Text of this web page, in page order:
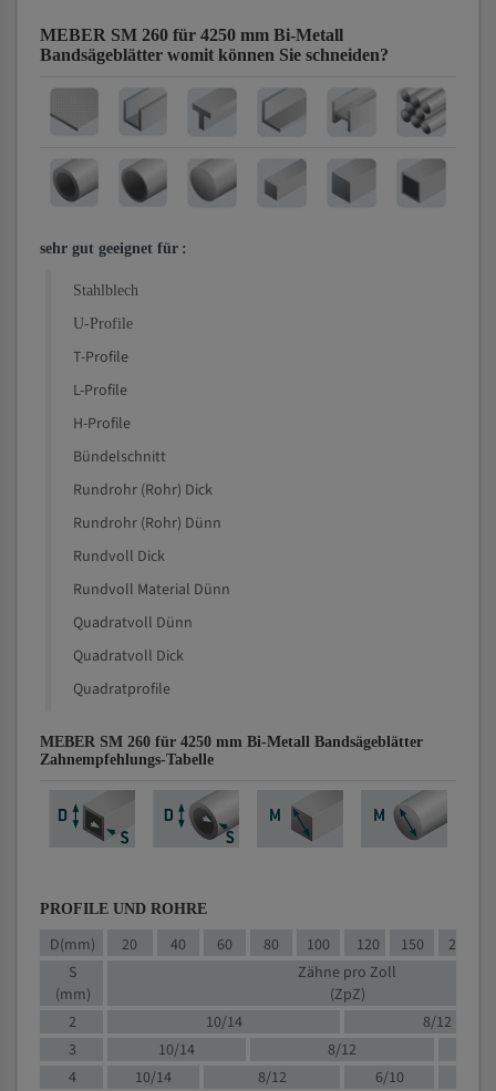
MEBER SM 260 für 4250 mm Bi-Metall
Bandsägeblätter womit können Sie schneiden?
sehr gut geeignet für :
Stahlblech
U-Profile
T-Profile
L-Profile
H-Profile
Bündelschnitt
Rundrohr (Rohr) Dick
Rundrohr (Rohr) Dünn
Rundvoll Dick
Rundvoll Material Dünn
Quadratvoll Dünn
Quadratvoll Dick
Quadratprofile
MEBER SM 260 für 4250 mm Bi-Metall Bandsägeblätter
Zahnempfehlungs-Tabelle
PROFILE UND ROHRE
D(mm) 20 40 60 80 100 120 150 200
S
(mm)
Zähne pro Zoll
(ZpZ)
2
10/14
8/12
3
10/14 8/12
4
10/14 8/12 6/10